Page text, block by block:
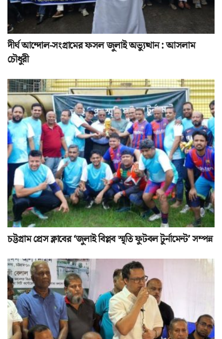
দীর্ঘ আন্দোল-সংগ্রামের ফসল জুলাই অভ্যুত্থান : আসলাম
চৌধুরী
চট্টগ্রাম প্রেস ক্লাবের ‘জুলাই বিপ্লব স্মৃতি ফুটবল টুর্নামেন্ট’ সম্পন্ন